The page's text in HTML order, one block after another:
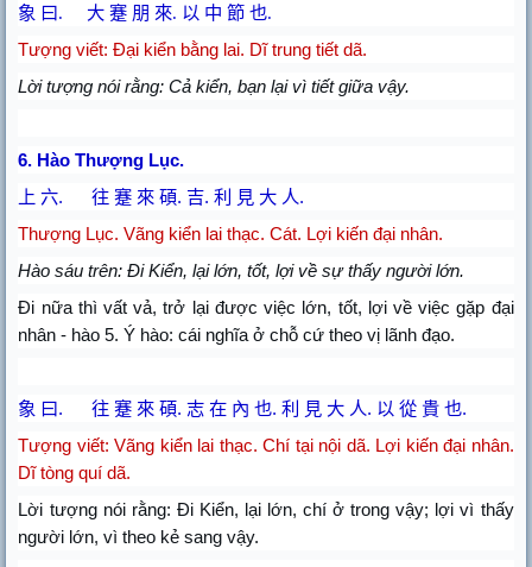
象 曰. 大 蹇 朋 來. 以 中 節 也.
Tượng viết: Đại kiển bằng lai. Dĩ trung tiết dã.
Lời tượng nói rằng: Cả kiển, bạn lại vì tiết giữa vậy.
6. Hào Thượng Lục.
上 六.往 蹇 來 碩. 吉.利 見 大 人.
Thượng Lục.Vãng kiển lai thạc. Cát. Lợi kiến đại nhân.
Hào sáu trên: Đi Kiển, lại lớn, tốt, lợi về sự thấy người lớn.
Đi nữa thì vất vả, trở lại được việc lớn, tốt, lợi về việc gặp đại
nhân - hào 5. Ý hào: cái nghĩa ở chỗ cứ theo vị lãnh đạo.
象 曰.往 蹇 來 碩.志 在 內 也.利 見 大 人. 以 從 貴 也.
Tượng viết:Vãng kiển lai thạc. Chí tại nội dã. Lợi kiến đại nhân.
Dĩ tòng quí dã.
Lời tượng nói rằng: Đi Kiển, lại lớn, chí ở trong vậy; lợi vì thấy
người lớn, vì theo kẻ sang vậy.